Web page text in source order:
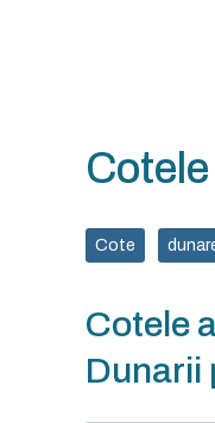
Cote
Cotele
Dunarii